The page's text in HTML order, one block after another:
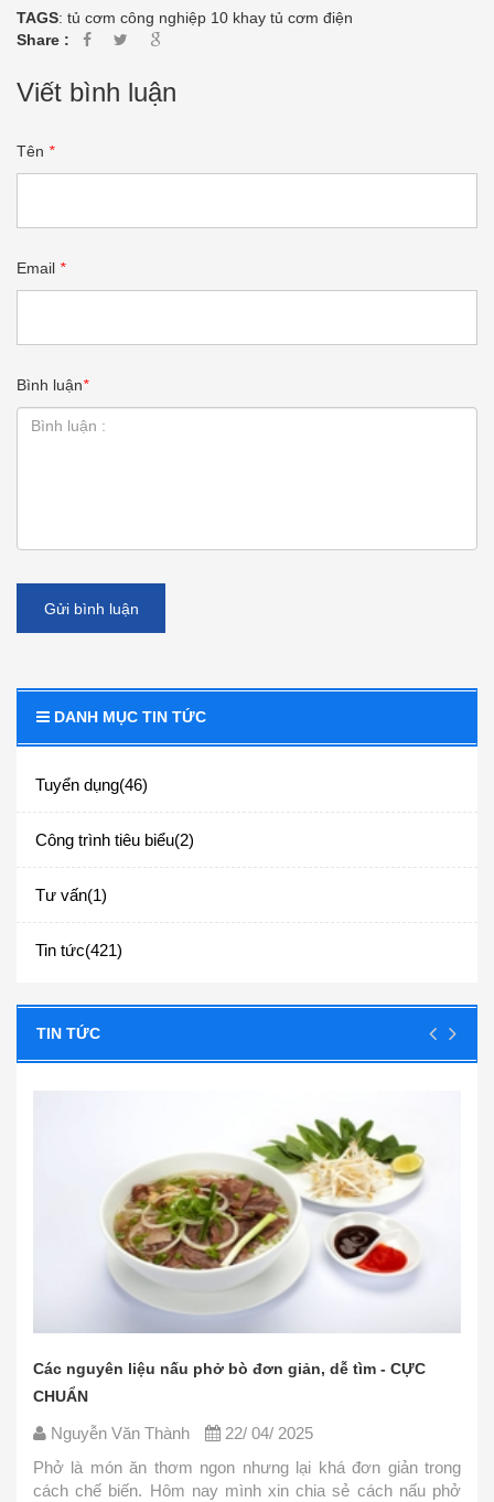
DANH MỤC TIN TỨC
Tuyển dụng(46)
Công trình tiêu biểu(2)
Tư vấn(1)
Tin tức(421)
TIN TỨC
Các nguyên liệu nấu phở bò đơn giản, dễ tìm - CỰC
CHUẨN
Nguyễn Văn Thành
22/ 04/ 2025
Phở là món ăn thơm ngon nhưng lại khá đơn giản trong
cách chế biến. Hôm nay mình xin chia sẻ cách nấu phở
TAGS: tủ cơm công nghiệp 10 khay tủ cơm điện
Share :
Viết bình luận
Tên *
Email *
Bình luận*
Gửi bình luận